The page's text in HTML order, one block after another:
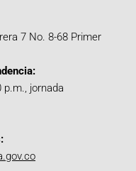
7 No. 8-68 Primer
p.m., jornada